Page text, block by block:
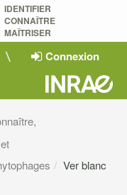
IDENTIFIER
CONNAÎTRE
MAÎTRISER
Connexion
Ver blanc